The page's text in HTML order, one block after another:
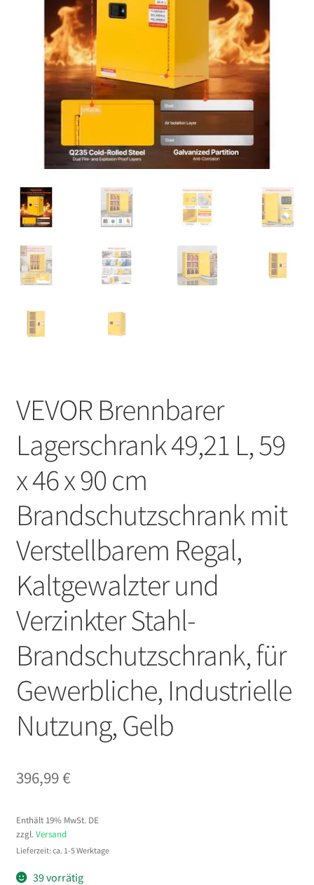
VEVOR Brennbarer
Lagerschrank 49,21 L, 59
x 46 x 90 cm
Brandschutzschrank mit
Verstellbarem Regal,
Kaltgewalzter und
Verzinkter Stahl-
Brandschutzschrank, für
Gewerbliche, Industrielle
Nutzung, Gelb
396,99€
Enthält 19% MwSt. DE
zzgl. Versand
Lieferzeit: ca. 1-5 Werktage
39 vorrätig